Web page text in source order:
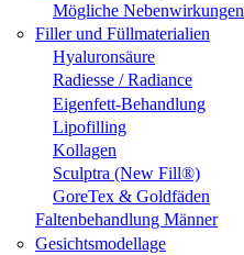
Mögliche Nebenwirkungen
Filler und Füllmaterialien
Hyaluronsäure
Radiesse / Radiance
Eigenfett-Behandlung
Lipofilling
Kollagen
Sculptra (New Fill®)
GoreTex & Goldfäden
Faltenbehandlung Männer
Gesichtsmodellage